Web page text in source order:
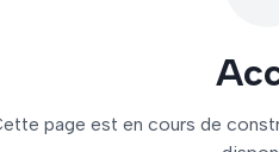
page est en cours de